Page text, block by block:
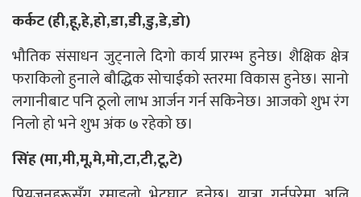
कर्कट (ही,हू,हे,हो,डा,डी,डु,डे,डो)
भौतिक संसाधन जुट्नाले दिगो कार्य प्रारम्भ हुनेछ। शैक्षिक क्षेत्र
फराकिलो हुनाले बौद्धिक सोचाईको स्तरमा विकास हुनेछ। सानो
लगानीबाट पनि ठूलो लाभ आर्जन गर्न सकिनेछ। आजको शुभ रंग
निलो हो भने शुभ अंक ७ रहेको छ।
सिंह (मा,मी,मू,मे,मो,टा,टी,टू,टे)